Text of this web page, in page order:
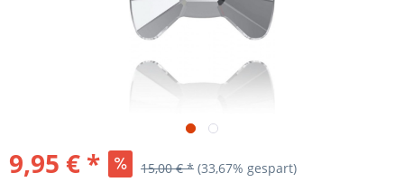
9,95 € * 15,00 € * (33,67% gespart)